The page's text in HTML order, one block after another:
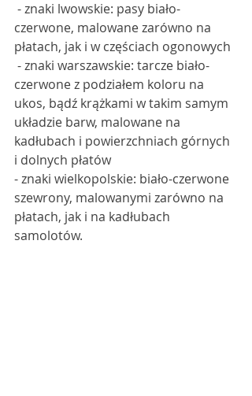
czerwone, malowane zarówno na
płatach, jak i w częściach ogonowych
czerwone z podziałem koloru na
ukos, bądź krążkami w takim samym
układzie barw, malowane na
kadłubach i powierzchniach górnych
i dolnych płatów
- znaki wielkopolskie: biało-czerwone
szewrony, malowanymi zarówno na
płatach, jak i na kadłubach
samolotów.